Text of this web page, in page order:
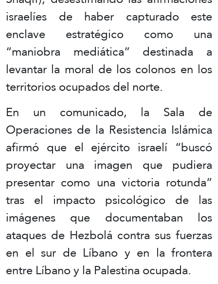
israelíes de haber capturado este
enclave estratégico como una
“maniobra mediática” destinada a
levantar la moral de los colonos en los
territorios ocupados del norte.
En un comunicado, la Sala de
Operaciones de la Resistencia Islámica
afirmó que el ejército israelí “buscó
proyectar una imagen que pudiera
presentar como una victoria rotunda”
tras el impacto psicológico de las
imágenes que documentaban los
ataques de Hezbolá contra sus fuerzas
en el sur de Líbano y en la frontera
entre Líbano y la Palestina ocupada.